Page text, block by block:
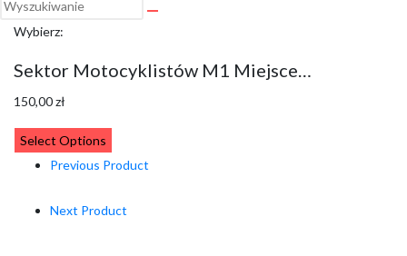
Wybierz:
Sektor Motocyklistów M1 Miejsce…
150,00zł
Select Options
Previous Product
Next Product